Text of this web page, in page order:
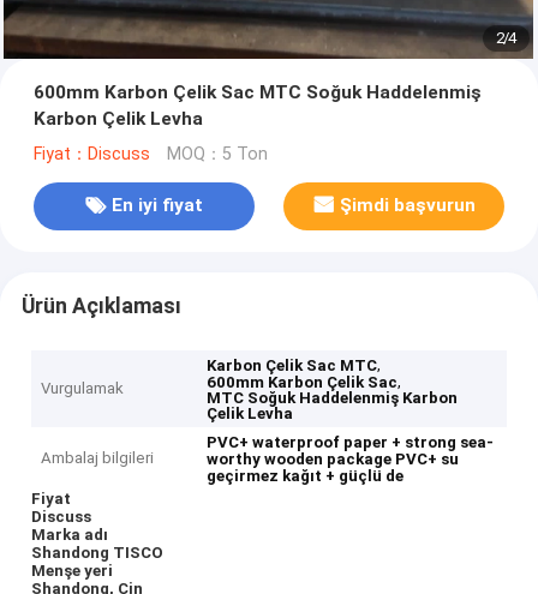
2/4
600mm Karbon Çelik Sac MTC Soğuk Haddelenmiş
Karbon Çelik Levha
Fiyat：Discuss MOQ：5 Ton
En iyi fiyat Şimdi başvurun
Ürün Açıklaması
Vurgulamak
Karbon Çelik Sac MTC,
600mm Karbon Çelik Sac,
MTC Soğuk Haddelenmiş Karbon
Çelik Levha
Ambalaj bilgileri
PVC+ waterproof paper + strong sea-
worthy wooden package PVC+ su
geçirmez kağıt + güçlü de
Fiyat
Discuss
Marka adı
Shandong TISCO
Menşe yeri
Shandong, Çin